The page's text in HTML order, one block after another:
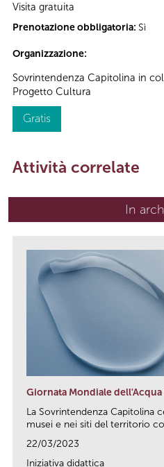
Visita gratuita
Prenotazione obbligatoria: Sì
Organizzazione:
Sovrintendenza Capitolina in
Progetto Cultura
Gratis
Attività correlate
In
Giornata Mondiale dell'Acqua
La Sovrintendenza Capitolina
musei e nei siti del territorio
22/03/2023
Iniziativa didattica